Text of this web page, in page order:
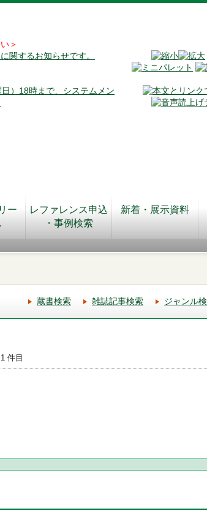
＞
関するお知らせです。
）18時まで、システムメン
ー
レファレンス申込
・事例検索
新着・展示資料
蔵書検索 雑誌記事検索 ジャンル
件目